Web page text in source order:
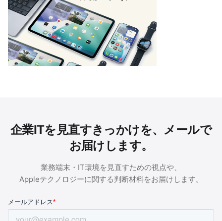
企業ITを見直すきっかけを、メールで
お届けします。
業務端末・IT環境を見直すための視点や、
Appleテクノロジーに関する判断材料をお届けします。